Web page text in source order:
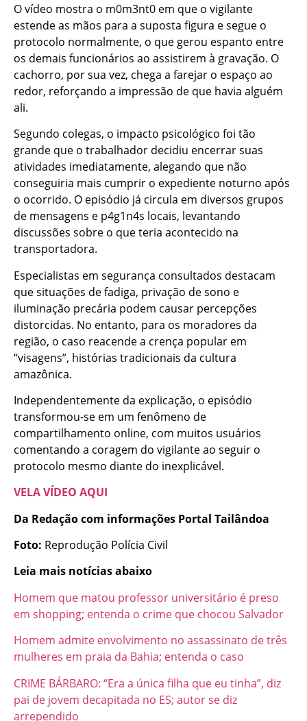
O vídeo mostra o m0m3nt0 em que o vigilante
estende as mãos para a suposta figura e segue o
protocolo normalmente, o que gerou espanto entre
os demais funcionários ao assistirem à gravação. O
cachorro, por sua vez, chega a farejar o espaço ao
redor, reforçando a impressão de que havia alguém
ali.
Segundo colegas, o impacto psicológico foi tão
grande que o trabalhador decidiu encerrar suas
atividades imediatamente, alegando que não
conseguiria mais cumprir o expediente noturno após
o ocorrido. O episódio já circula em diversos grupos
de mensagens e p4g1n4s locais, levantando
discussões sobre o que teria acontecido na
transportadora.
Especialistas em segurança consultados destacam
que situações de fadiga, privação de sono e
iluminação precária podem causar percepções
distorcidas. No entanto, para os moradores da
região, o caso reacende a crença popular em
“visagens”, histórias tradicionais da cultura
amazônica.
Independentemente da explicação, o episódio
transformou-se em um fenômeno de
compartilhamento online, com muitos usuários
comentando a coragem do vigilante ao seguir o
protocolo mesmo diante do inexplicável.
VELA VÍDEO AQUI
Da Redação com informações Portal Tailândoa
Foto: Reprodução Polícia Civil
Leia mais notícias abaixo
Homem que matou professor universitário é preso
em shopping; entenda o crime que chocou Salvador
Homem admite envolvimento no assassinato de três
mulheres em praia da Bahia; entenda o caso
CRIME BÁRBARO: “Era a única filha que eu tinha”, diz
pai de jovem decapitada no ES; autor se diz
arrependido